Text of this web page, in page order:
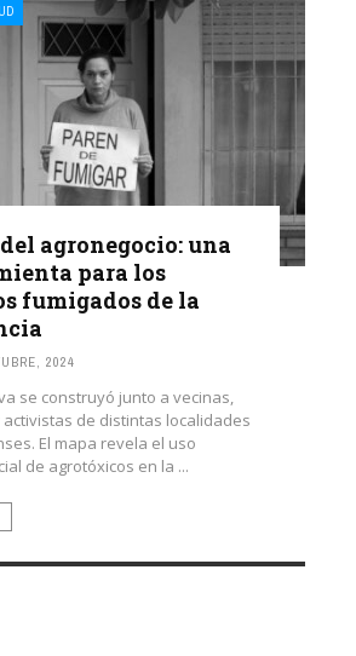
agronegocio: una
para los
fumigados de la
2024
se construyó junto a vecinas,
de distintas localidades
El mapa revela el uso
de agrotóxicos en la ...